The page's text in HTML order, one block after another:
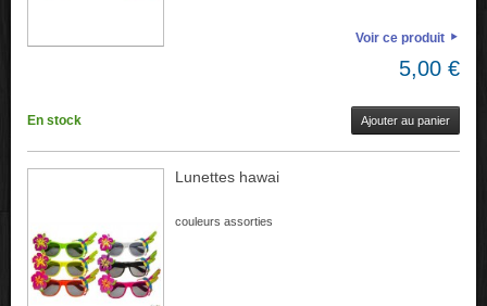
Voir ce produit
5,00 €
En stock Ajouter au panier
Lunettes hawai
couleurs assorties